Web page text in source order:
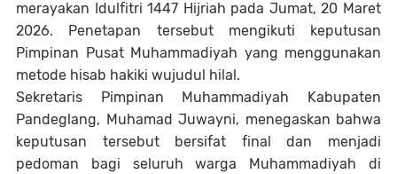
merayakan Idulfitri 1447 Hijriah pada Jumat, 20 Maret
2026. Penetapan tersebut mengikuti keputusan
Pimpinan Pusat Muhammadiyah yang menggunakan
metode hisab hakiki wujudul hilal.
Sekretaris Pimpinan Muhammadiyah Kabupaten
Pandeglang, Muhamad Juwayni, menegaskan bahwa
keputusan tersebut bersifat final dan menjadi
pedoman bagi seluruh warga Muhammadiyah di